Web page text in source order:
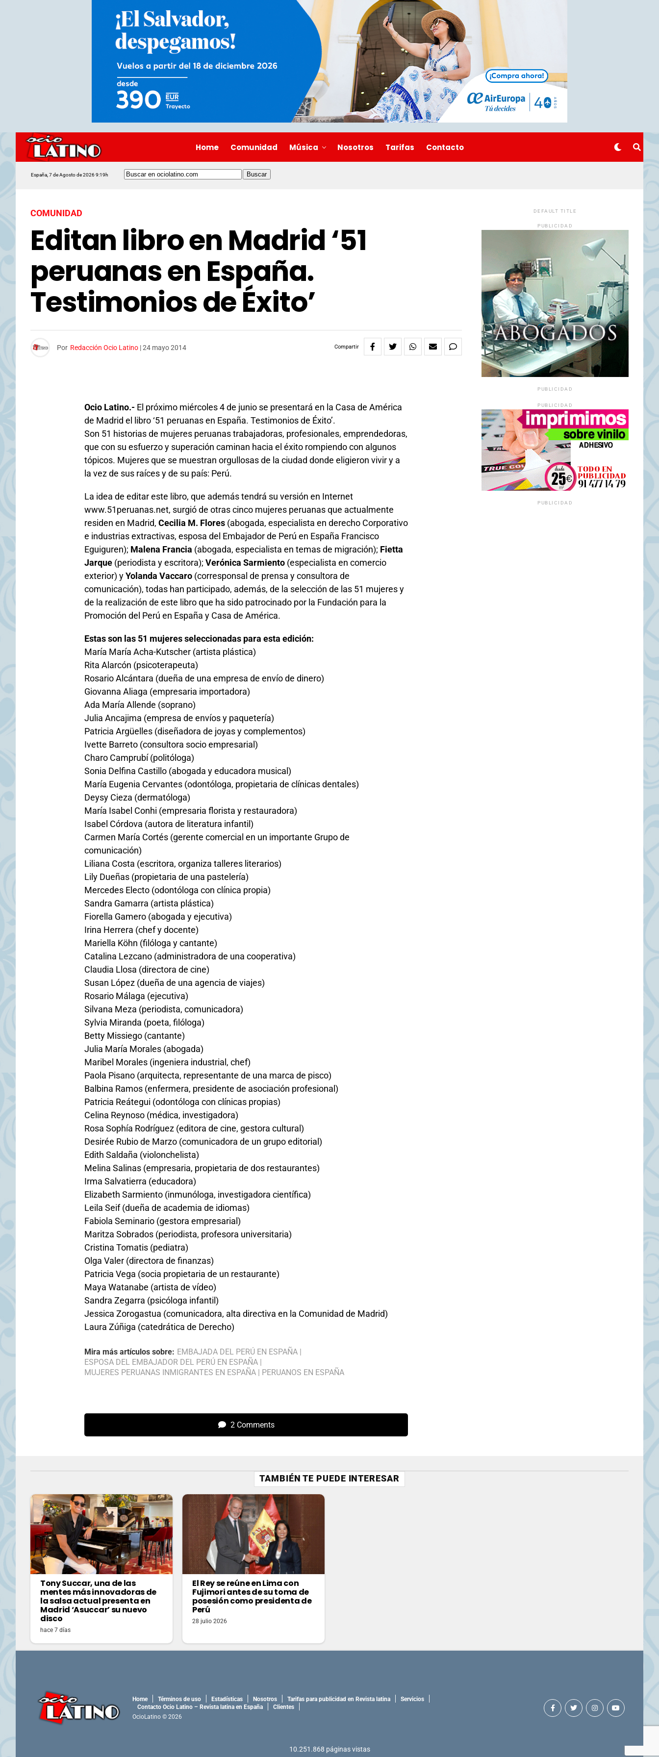
Home Comunidad Música Nosotros Tarifas Contacto
España, 7 de Agosto de 2026 9:19h
COMUNIDAD
Editan libro en Madrid ‘51
peruanas en España.
Testimonios de Éxito’
Por Redacción Ocio Latino |24 mayo 2014 Compartir
Ocio Latino.- El próximo miércoles 4 de junio se presentará en la Casa de América
de Madrid el libro ‘51 peruanas en España. Testimonios de Éxito’.
Son 51 historias de mujeres peruanas trabajadoras, profesionales, emprendedoras,
que con su esfuerzo y superación caminan hacia el éxito rompiendo con algunos
tópicos. Mujeres que se muestran orgullosas de la ciudad donde eligieron vivir y a
la vez de sus raíces y de su país: Perú.
La idea de editar este libro, que además tendrá su versión en Internet
www.51peruanas.net, surgió de otras cinco mujeres peruanas que actualmente
residen en Madrid, Cecilia M. Flores (abogada, especialista en derecho Corporativo
e industrias extractivas, esposa del Embajador de Perú en España Francisco
Eguiguren); Malena Francia (abogada, especialista en temas de migración); Fietta
Jarque (periodista y escritora); Verónica Sarmiento (especialista en comercio
exterior) yYolanda Vaccaro (corresponsal de prensa y consultora de
comunicación), todas han participado, además, de la selección de las 51 mujeres y
de la realización de este libro que ha sido patrocinado por la Fundación para la
Promoción del Perú en España y Casa de América.
Estas son las 51 mujeres seleccionadas para esta edición:
María María Acha-Kutscher (artista plástica)
Rita Alarcón (psicoterapeuta)
Rosario Alcántara (dueña de una empresa de envío de dinero)
Giovanna Aliaga (empresaria importadora)
Ada María Allende (soprano)
Julia Ancajima (empresa de envíos y paquetería)
Patricia Argüelles (diseñadora de joyas y complementos)
Ivette Barreto (consultora socio empresarial)
Charo Camprubí (politóloga)
Sonia Delfina Castillo (abogada y educadora musical)
María Eugenia Cervantes (odontóloga, propietaria de clínicas dentales)
Deysy Cieza (dermatóloga)
María Isabel Conhi (empresaria florista y restauradora)
Isabel Córdova (autora de literatura infantil)
Carmen María Cortés (gerente comercial en un importante Grupo de
comunicación)
Liliana Costa (escritora, organiza talleres literarios)
Lily Dueñas (propietaria de una pastelería)
Mercedes Electo (odontóloga con clínica propia)
Sandra Gamarra (artista plástica)
Fiorella Gamero (abogada y ejecutiva)
Irina Herrera (chef y docente)
Mariella Köhn (filóloga y cantante)
Catalina Lezcano (administradora de una cooperativa)
Claudia Llosa (directora de cine)
Susan López (dueña de una agencia de viajes)
Rosario Málaga (ejecutiva)
Silvana Meza (periodista, comunicadora)
Sylvia Miranda (poeta, filóloga)
Betty Missiego (cantante)
Julia María Morales (abogada)
Maribel Morales (ingeniera industrial, chef)
Paola Pisano (arquitecta, representante de una marca de pisco)
Balbina Ramos (enfermera, presidente de asociación profesional)
Patricia Reátegui (odontóloga con clínicas propias)
Celina Reynoso (médica, investigadora)
Rosa Sophía Rodríguez (editora de cine, gestora cultural)
Desirée Rubio de Marzo (comunicadora de un grupo editorial)
Edith Saldaña (violonchelista)
Melina Salinas (empresaria, propietaria de dos restaurantes)
Irma Salvatierra (educadora)
Elizabeth Sarmiento (inmunóloga, investigadora científica)
Leila Seif (dueña de academia de idiomas)
Fabiola Seminario (gestora empresarial)
Maritza Sobrados (periodista, profesora universitaria)
Cristina Tomatis (pediatra)
Olga Valer (directora de finanzas)
Patricia Vega (socia propietaria de un restaurante)
Maya Watanabe (artista de vídeo)
Sandra Zegarra (psicóloga infantil)
Jessica Zorogastua (comunicadora, alta directiva en la Comunidad de Madrid)
Laura Zúñiga (catedrática de Derecho)
Mira más artículos sobre: EMBAJADA DEL PERÚ EN ESPAÑA |
ESPOSA DEL EMBAJADOR DEL PERÚ EN ESPAÑA |
MUJERES PERUANAS INMIGRANTES EN ESPAÑA | PERUANOS EN ESPAÑA
2 Comments
DEFAULT TITLE
PUBLICIDAD
PUBLICIDAD
PUBLICIDAD
PUBLICIDAD
TAMBIÉN TE PUEDE INTERESAR
Tony Succar, una de las
mentes más innovadoras de
la salsa actual presenta en
Madrid ‘Asuccar’ su nuevo
disco
hace 7 días
El Rey se reúne en Lima con
Fujimori antes de su toma de
posesión como presidenta de
Perú
28 julio 2026
Home Términos de uso Estadísticas Nosotros Tarifas para publicidad en Revista latina
Servicios
Contacto Ocio Latino – Revista latina en España
Clientes
OcioLatino © 2026
10.251.868 páginas vistas